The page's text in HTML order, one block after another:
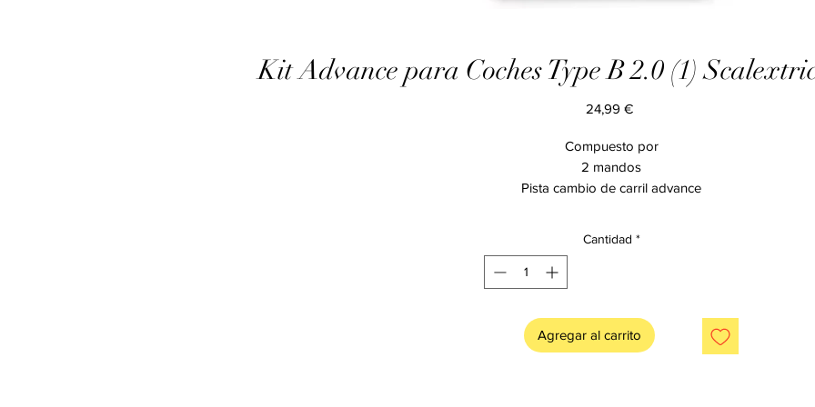
Kit Advance para Coches Type B 2.0 (1)
24,99 €Precio
Compuesto por
2 mandos
Pista cambio de carril advance
Cantidad *
Agregar al carrito